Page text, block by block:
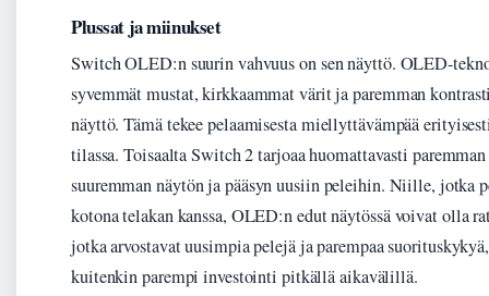
Plussat ja miinukset
Switch OLED:n suurin vahvuus on sen näyttö. OLED-
syvemmät mustat, kirkkaammat värit ja paremman
näyttö. Tämä tekee pelaamisesta miellyttävämpää
tilassa. Toisaalta Switch 2 tarjoaa huomattavasti
suuremman näytön ja pääsyn uusiin peleihin. Niille, jotka
kotona telakan kanssa, OLED:n edut näytössä voivat olla
jotka arvostavat uusimpia pelejä ja parempaa
kuitenkin parempi investointi pitkällä aikavälillä.